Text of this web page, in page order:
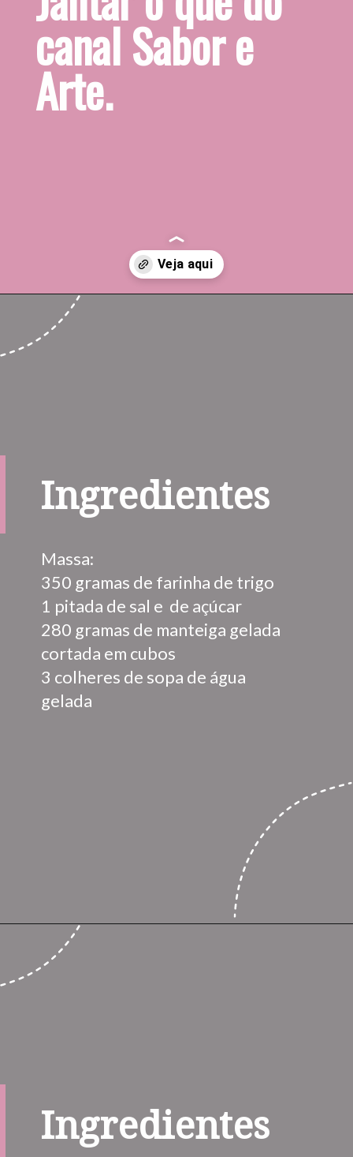
canal Sabor e
Arte.
Opening
Ingredientes
Massa:
350 gramas de farinha de trigo
1 pitada de sal e  de açúcar
280 gramas de manteiga gelada
cortada em cubos
3 colheres de sopa de água
gelada
Ingredientes